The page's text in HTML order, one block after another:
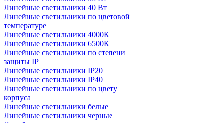
Линейные светильники 40 Вт
Линейные светильники по цветовой
температуре
Линейные светильники 4000К
Линейные светильники 6500К
Линейные светильники по степени
защиты IP
Линейные светильники IP20
Линейные светильники IP40
Линейные светильники по цвету
корпуса
Линейные светильники белые
Линейные светильники черные